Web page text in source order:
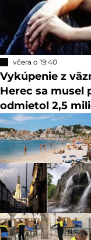
včera o 19:40
Vykúpenie z
Herec sa musel
odmietol 2,5